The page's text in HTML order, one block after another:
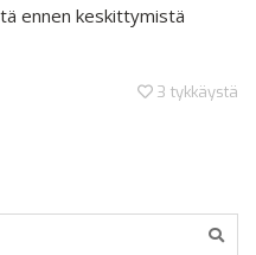
ennen keskittymistä
3 tykkäystä